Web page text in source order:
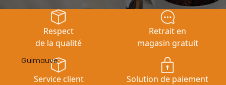
Guimauve
Respect
de la qualité
Retrait en
magasin gratuit
Service client
Solution de paiement